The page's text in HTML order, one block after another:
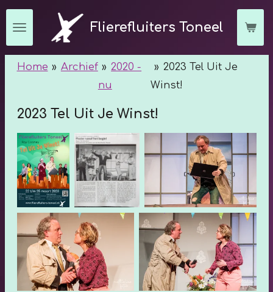
Ga
direct
de
Flierefluiters Toneel
Home » Archief » 2020 -
nu
» 2023 Tel Uit Je
Winst!
2023 Tel Uit Je Winst!